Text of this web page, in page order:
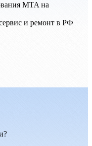
MTA на
и ремонт в РФ